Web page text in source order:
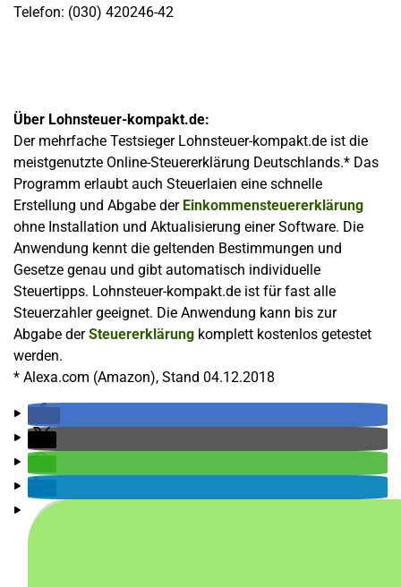
Telefon: (030) 420246-42
Über Lohnsteuer-kompakt.de:
Der mehrfache Testsieger Lohnsteuer-kompakt.de ist die
meistgenutzte Online-Steuererklärung Deutschlands.* Das
Programm erlaubt auch Steuerlaien eine schnelle
Erstellung und Abgabe der Einkommensteuererklärung
ohne Installation und Aktualisierung einer Software. Die
Anwendung kennt die geltenden Bestimmungen und
Gesetze genau und gibt automatisch individuelle
Steuertipps. Lohnsteuer-kompakt.de ist für fast alle
Steuerzahler geeignet. Die Anwendung kann bis zur
Abgabe derSteuererklärung komplett kostenlos getestet
werden.
* Alexa.com (Amazon), Stand 04.12.2018